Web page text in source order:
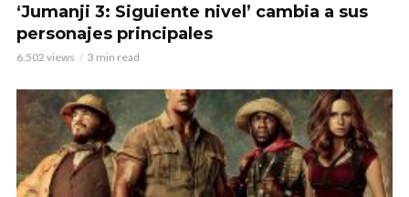
‘Jumanji 3: Siguiente nivel’ cambia a sus
personajes principales
6.502 views 3 min read